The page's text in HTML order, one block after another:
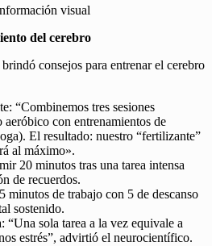
visual
del cerebro
consejos para entrenar el cerebro
“Combinemos tres sesiones
aeróbico con entrenamientos de
El resultado: nuestro “fertilizante”
al máximo».
20 minutos tras una tarea intensa
de recuerdos.
minutos de trabajo con 5 de descanso
sostenido.
“Una sola tarea a la vez equivale a
estrés”, advirtió el neurocientífico.